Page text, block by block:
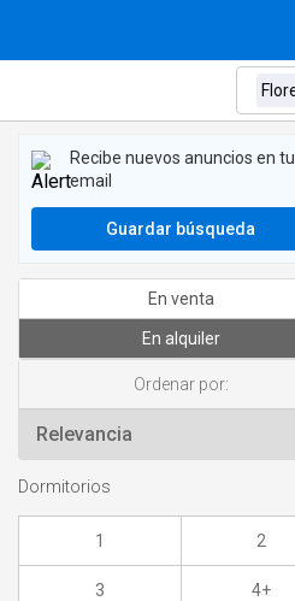
Recibe nuevos anuncios en tu
email
Guardar búsqueda
En venta
En alquiler
Ordenar por:
Dormitorios
1 2
3 4+